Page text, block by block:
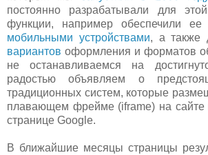
постоянно разрабатывали для
функции, например обеспечили ее
мобильными устройствами, а также
вариантов оформления и форматов
не останавливаемся на
радостью объявляем о
традиционных систем, которые
плавающем фрейме (iframe) на сайте
странице Google.
В ближайшие месяцы страницы